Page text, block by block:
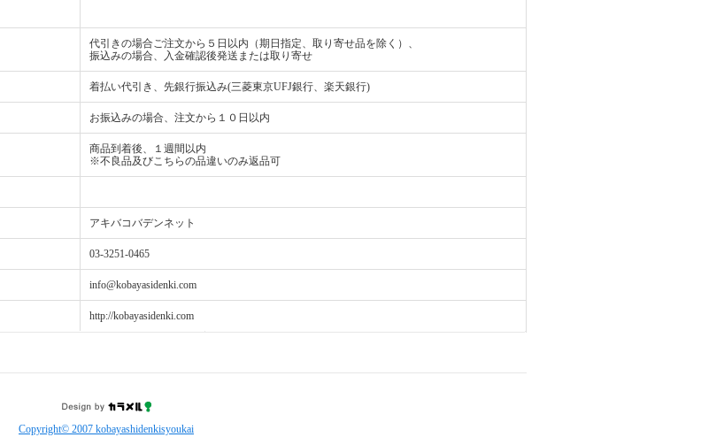
代引きの場合ご注文から５日以内（期日指定、取り寄せ品を除く）、
振込みの場合、入金確認後発送または取り寄せ
着払い代引き、先銀行振込み(三菱東京UFJ銀行、楽天銀行)
お振込みの場合、注文から１０日以内
商品到着後、１週間以内
※不良品及びこちらの品違いのみ返品可
アキバコバデンネット
03-3251-0465
info@kobayasidenki.com
http://kobayasidenki.com
Copyright© 2007 kobayashidenkisyoukai